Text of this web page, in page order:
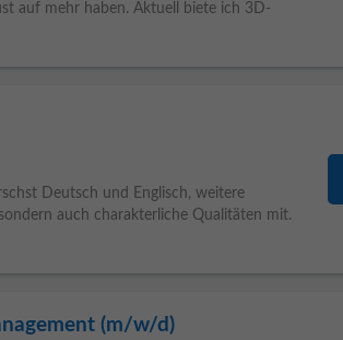
auf mehr haben. Aktuell biete ich 3D-
Deutsch und Englisch, weitere
auch charakterliche Qualitäten mit.
(m/w/d)